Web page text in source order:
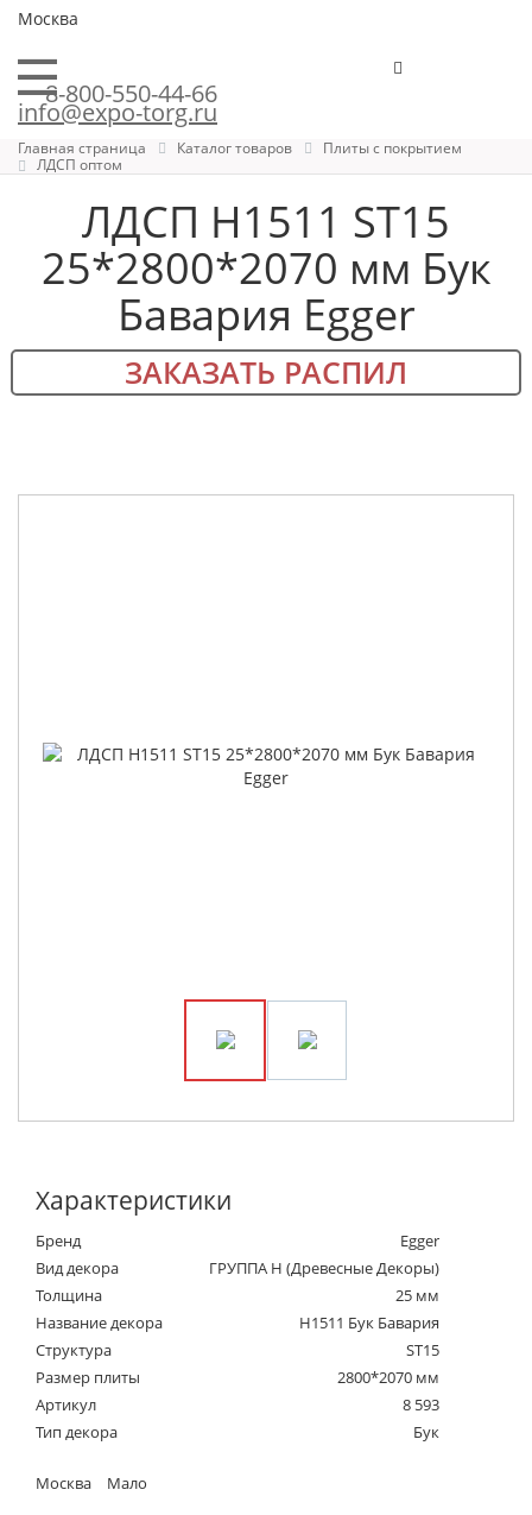
Москва
8-800-550-44-66
info@expo-torg.ru
Главная страница Каталог товаров
Плиты с покрытием
ЛДСП оптом
ЛДСП H1511 ST15
25*2800*2070 мм Бук
Бавария Egger
ЗАКАЗАТЬ РАСПИЛ
Характеристики
Бренд
Egger
Вид декора
ГРУППА Н (Древесные Декоры)
Толщина
25 мм
Название декора
H1511 Бук Бавария
Структура
ST15
Размер плиты
2800*2070 мм
Артикул
8 593
Тип декора
Бук
Москва Мало